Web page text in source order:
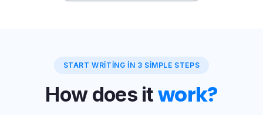
START WRITING IN 3 SIMPLE STEPS
How does itwork?